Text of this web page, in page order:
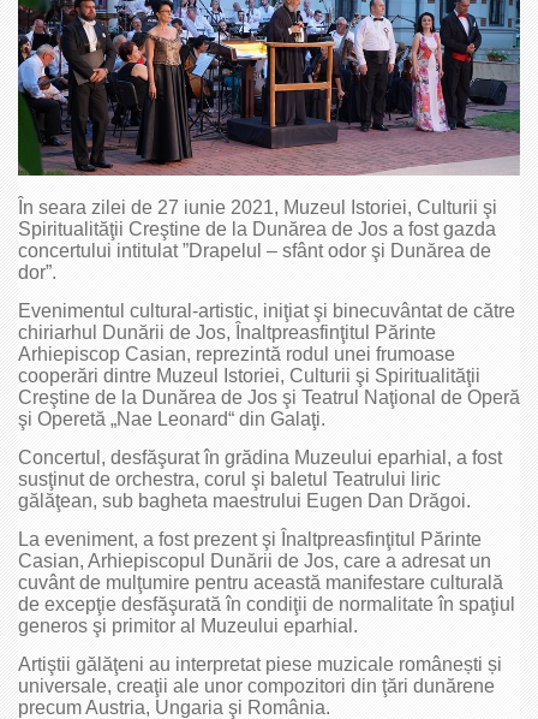
În seara zilei de 27 iunie 2021, Muzeul Istoriei, Culturii şi
Spiritualităţii Creştine de la Dunărea de Jos a fost gazda
concertului intitulat ”Drapelul – sfânt odor şi Dunărea de
dor”.
Evenimentul cultural-artistic, iniţiat şi binecuvântat de către
chiriarhul Dunării de Jos, Înaltpreasfinţitul Părinte
Arhiepiscop Casian, reprezintă rodul unei frumoase
cooperări dintre Muzeul Istoriei, Culturii şi Spiritualităţii
Creştine de la Dunărea de Jos şi Teatrul Naţional de Operă
şi Operetă „Nae Leonard“ din Galaţi.
Concertul, desfăşurat în grădina Muzeului eparhial, a fost
susţinut de orchestra, corul şi baletul Teatrului liric
gălăţean, sub bagheta maestrului Eugen Dan Drăgoi.
La eveniment, a fost prezent şi Înaltpreasfinţitul Părinte
Casian, Arhiepiscopul Dunării de Jos, care a adresat un
cuvânt de mulţumire pentru această manifestare culturală
de excepţie desfăşurată în condiţii de normalitate în spaţiul
generos şi primitor al Muzeului eparhial.
Artiştii gălăţeni au interpretat piese muzicale românești și
universale, creaţii ale unor compozitori din ţări dunărene
precum Austria, Ungaria şi România.